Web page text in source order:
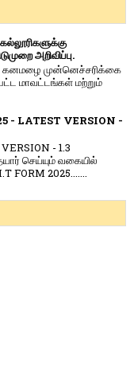
அறிவிப்பு.
கனமழை முன்னெச்சரிக்கை
மாவட்டங்கள் மற்றும்
- LATEST VERSION -
- 1.3
செய்யும் வகையில்
FORM 2025.......